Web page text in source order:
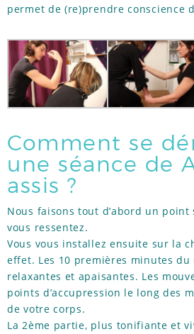
permet de (re)prendre conscience
Comment se
une séance de
assis ?
Nous faisons tout d’abord un
vous ressentez.
Vous vous installez ensuite sur la
effet. Les 10 premières minutes du
relaxantes et apaisantes. Les
points d’accupression le long des
de votre corps.
La 2ème partie, plus tonifiante et